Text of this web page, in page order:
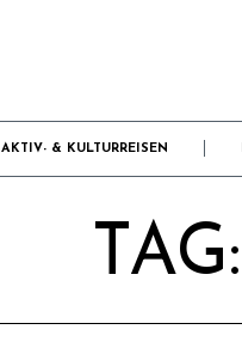
AKTIV- & KULTURREISEN
TAG: